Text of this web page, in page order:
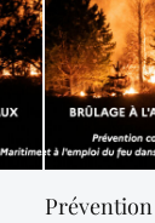
contre les